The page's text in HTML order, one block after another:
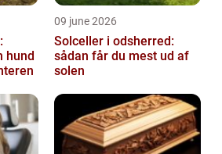
hund
09 june 2026
Solceller i odsherred:
sådan får du mest ud af
solen